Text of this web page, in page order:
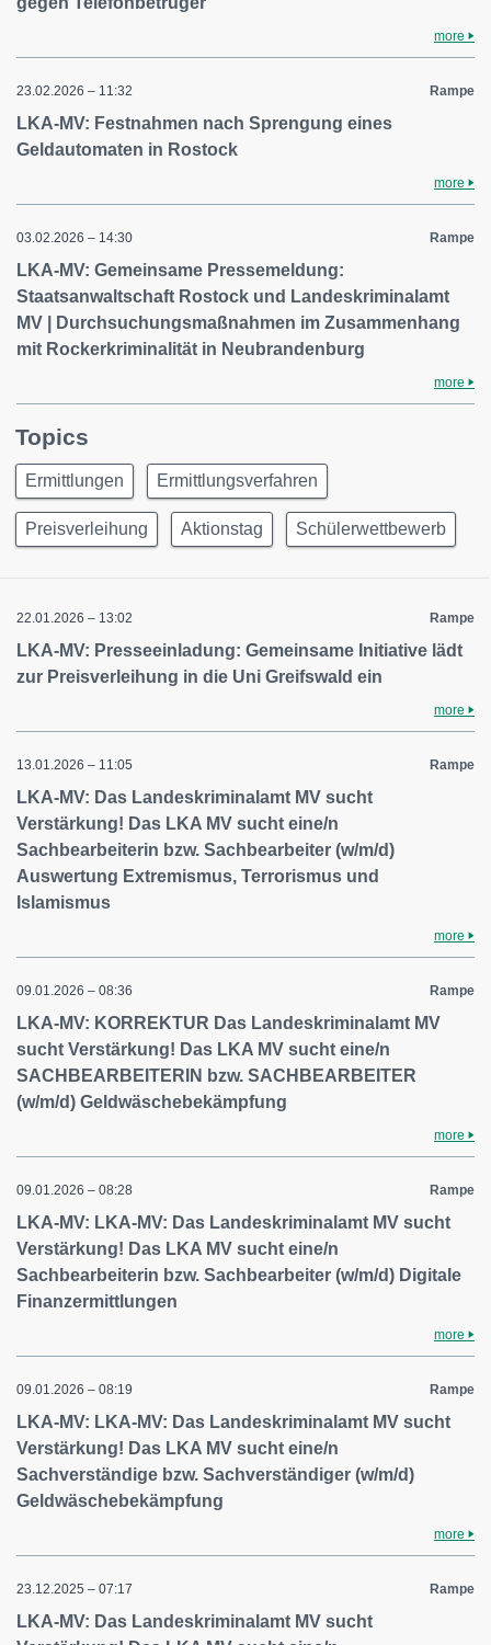
more
23.02.2026 – 11:32 Rampe
LKA-MV: Festnahmen nach Sprengung eines
Geldautomaten in Rostock
more
03.02.2026 – 14:30 Rampe
LKA-MV: Gemeinsame Pressemeldung:
Staatsanwaltschaft Rostock und Landeskriminalamt
MV | Durchsuchungsmaßnahmen im Zusammenhang
mit Rockerkriminalität in Neubrandenburg
more
Topics
Ermittlungen Ermittlungsverfahren
Preisverleihung Aktionstag Schülerwettbewerb
22.01.2026 – 13:02 Rampe
LKA-MV: Presseeinladung: Gemeinsame Initiative lädt
zur Preisverleihung in die Uni Greifswald ein
more
13.01.2026 – 11:05 Rampe
LKA-MV: Das Landeskriminalamt MV sucht
Verstärkung! Das LKA MV sucht eine/n
Sachbearbeiterin bzw. Sachbearbeiter (w/m/d)
Auswertung Extremismus, Terrorismus und
Islamismus
more
09.01.2026 – 08:36 Rampe
LKA-MV: KORREKTUR Das Landeskriminalamt MV
sucht Verstärkung! Das LKA MV sucht eine/n
SACHBEARBEITERIN bzw. SACHBEARBEITER
(w/m/d) Geldwäschebekämpfung
more
09.01.2026 – 08:28 Rampe
LKA-MV: LKA-MV: Das Landeskriminalamt MV sucht
Verstärkung! Das LKA MV sucht eine/n
Sachbearbeiterin bzw. Sachbearbeiter (w/m/d) Digitale
Finanzermittlungen
more
09.01.2026 – 08:19 Rampe
LKA-MV: LKA-MV: Das Landeskriminalamt MV sucht
Verstärkung! Das LKA MV sucht eine/n
Sachverständige bzw. Sachverständiger (w/m/d)
Geldwäschebekämpfung
more
23.12.2025 – 07:17 Rampe
LKA-MV: Das Landeskriminalamt MV sucht